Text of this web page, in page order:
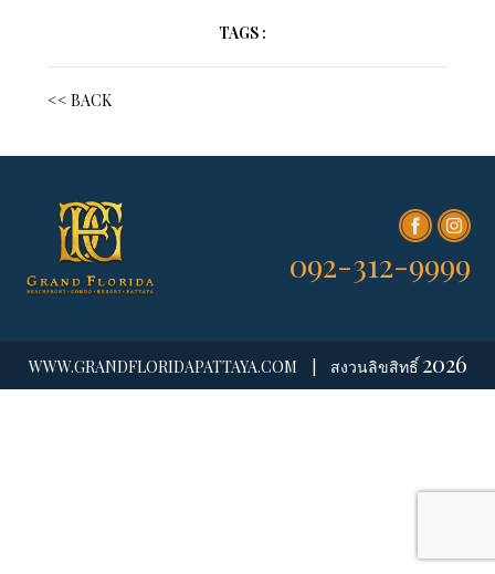
ติดต่อ
TAGS :
<< BACK
092-312-9999
WWW.GRANDFLORIDAPATTAYA.COM สงวนลิขสิทธิ์ 2026